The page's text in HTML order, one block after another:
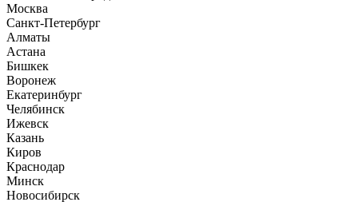
Москва
Санкт-Петербург
Алматы
Астана
Бишкек
Воронеж
Екатеринбург
Челябинск
Ижевск
Казань
Киров
Краснодар
Минск
Новосибирск